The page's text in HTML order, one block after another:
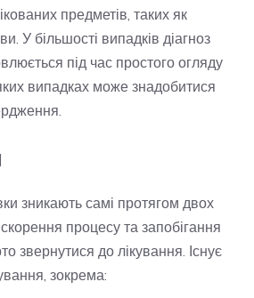
предметів, таких як
У більшості випадків діагноз
під час простого огляду
випадках може знадобитися
зникають самі протягом двох
процесу та запобігання
звернутися до лікування. Існує
зокрема: